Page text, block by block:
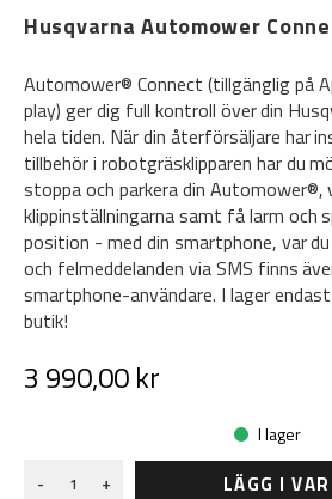
Husqvarna Automower
Automower® Connect (tillgänglig på
play) ger dig full kontroll över din
hela tiden. När din återförsäljare har
tillbehör i robotgräsklipparen har du
stoppa och parkera din Automower®,
klippinställningarna samt få larm och
position - med din smartphone, var
och felmeddelanden via SMS finns
smartphone-användare. I lager
butik!
3 990,00 kr
I lager
-
+ LÄGG I